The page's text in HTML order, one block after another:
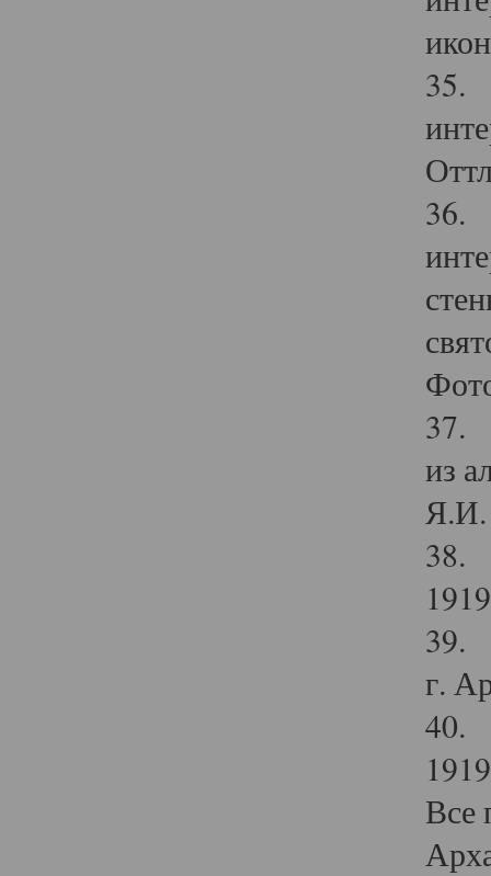
35.
36.
37.
из
Я.И.
38.
39.
г.
40.
Все